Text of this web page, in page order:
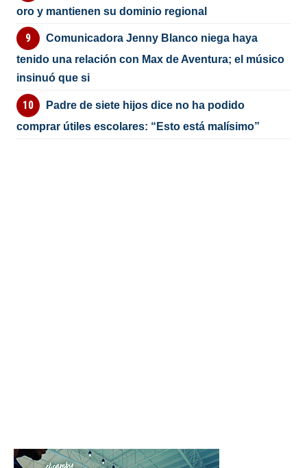
oro y mantienen su dominio regional
Comunicadora Jenny Blanco niega haya
tenido una relación con Max de Aventura; el músico
insinuó que si
Padre de siete hijos dice no ha podido
comprar útiles escolares: “Esto está malísimo”